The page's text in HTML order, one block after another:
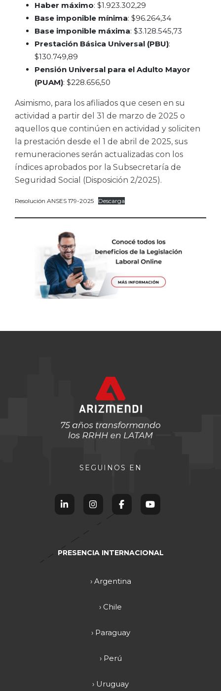
Haber máximo: $1.923.302,29
Base imponible mínima: $96.264,34
Base imponible máxima: $3.128.545,73
Prestación Básica Universal (PBU):
$130.749,89
Pensión Universal para el Adulto Mayor
(PUAM): $228.656,50
Asimismo, para los afiliados que cesen en su
actividad a partir del 31 de marzo de 2025 o
aquellos que continúen en actividad y soliciten
la prestación desde el 1 de abril de 2025, sus
remuneraciones serán actualizadas con los
índices aprobados por la Subsecretaría de
Seguridad Social (Disposición 2/2025).
Resolución ANSES 179-2025 Descarga
SEGUINOS EN
PRESENCIA INTERNACIONAL
› Argentina
› Chile
› Paraguay
› Perú
› Uruguay